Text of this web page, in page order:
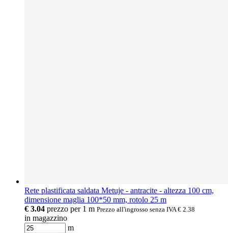
Rete plastificata saldata Metuje - antracite - altezza 100 cm,
dimensione maglia 100*50 mm, rotolo 25 m
€ 3.04 prezzo per 1 m Prezzo all'ingrosso senza IVA€ 2.38
in magazzino
m